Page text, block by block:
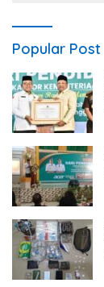
Popular Post